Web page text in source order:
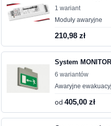
1 wariant
Moduły awaryjne
210,98 zł
System
6 wariantów
Awaryjne
od405,00 zł